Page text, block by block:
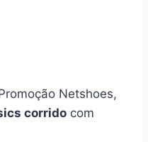
Netshoes,
corrido com